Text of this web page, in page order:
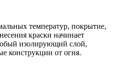
температур, покрытие,
краски начинает
изолирующий слой,
конструкции от огня.